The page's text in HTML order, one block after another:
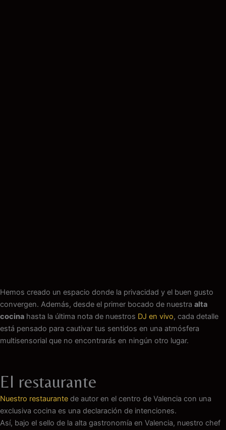
Hemos creado un espacio donde la privacidad y el buen gusto
convergen. Además, desde el primer bocado de nuestra alta
cocina hasta la última nota de nuestros DJ en vivo, cada detalle
está pensado para cautivar tus sentidos en una atmósfera
multisensorial que no encontrarás en ningún otro lugar.
El restaurante
Nuestro restaurante de autor en el centro de Valencia con una
exclusiva cocina es una declaración de intenciones.
Así, bajo el sello de la alta gastronomía en Valencia, nuestro chef